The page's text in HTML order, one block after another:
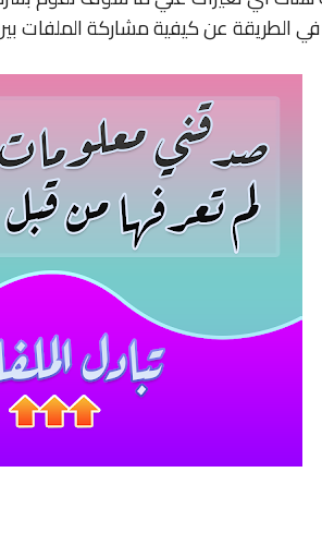
الطريقة عن كيفية مشاركة الملفات